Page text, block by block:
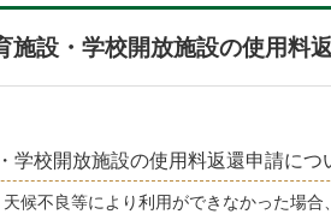
設・学校開放施設の使用料
学校開放施設の使用料返還申請につ
候不良等により利用ができなかった場